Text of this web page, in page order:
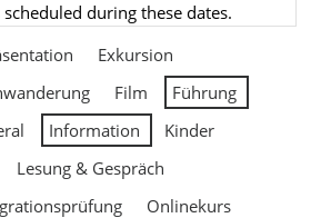
during these dates.
Exkursion
Film
Führung
Information
Kinder
Lesung & Gespräch
Onlinekurs